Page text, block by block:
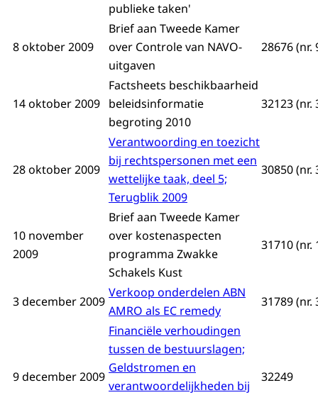
publieke taken'
8 oktober 2009
Brief aan Tweede Kamer
over Controle van NAVO-
uitgaven
28676 (nr.
14 oktober 2009
Factsheets beschikbaarheid
beleidsinformatie
begroting 2010
32123 (nr.
28 oktober 2009
Verantwoording en toezicht
bij rechtspersonen met een
wettelijke taak, deel 5;
Terugblik 2009
30850 (nr.
10 november
2009
Brief aan Tweede Kamer
over kostenaspecten
programma Zwakke
Schakels Kust
31710 (nr.
3 december 2009
Verkoop onderdelen ABN
AMRO als EC remedy
31789 (nr.
9 december 2009
Financiële verhoudingen
tussen de bestuurslagen;
Geldstromen en
verantwoordelijkheden bij
32249